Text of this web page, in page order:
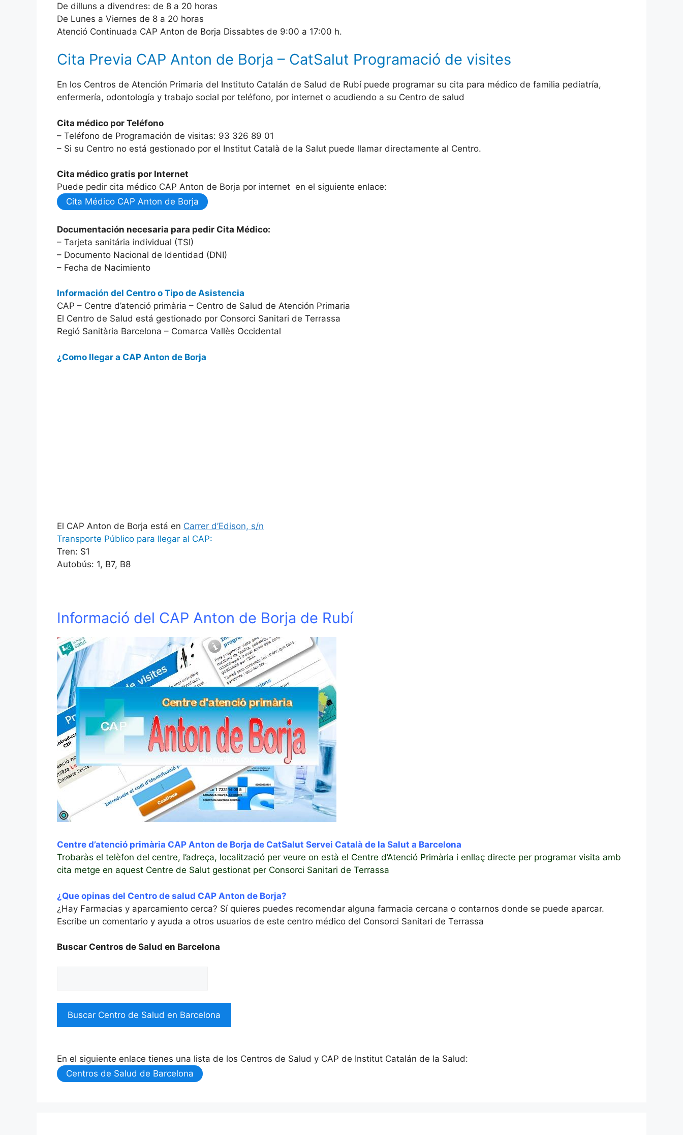
De dilluns a divendres: de 8 a 20 horas
De Lunes a Viernes de 8 a 20 horas
Atenció Continuada CAP Anton de Borja Dissabtes de 9:00 a 17:00 h.
Cita Previa CAP Anton de Borja – CatSalut Programació de visites
En los Centros de Atención Primaria del Instituto Catalán de Salud de Rubí puede programar su cita para médico de familia pediatría,
enfermería, odontología y trabajo social por teléfono, por internet o acudiendo a su Centro de salud
Cita médico por Teléfono
– Teléfono de Programación de visitas: 93 326 89 01
– Si su Centro no está gestionado por el Institut Català de la Salut puede llamar directamente al Centro.
Cita médico gratis por Internet
Puede pedir cita médico CAP Anton de Borja por internet en el siguiente enlace:
Cita Médico CAP Anton de Borja
Documentación necesaria para pedir Cita Médico:
– Tarjeta sanitária individual (TSI)
– Documento Nacional de Identidad (DNI)
– Fecha de Nacimiento
Información del Centro o Tipo de Asistencia
CAP – Centre d’atenció primària – Centro de Salud de Atención Primaria
El Centro de Salud está gestionado por Consorci Sanitari de Terrassa
Regió Sanitària Barcelona – Comarca Vallès Occidental
¿Como llegar a CAP Anton de Borja
El CAP Anton de Borja está en Carrer d’Edison, s/n
Transporte Público para llegar al CAP:
Tren: S1
Autobús: 1, B7, B8
Informació del CAP Anton de Borja de Rubí
Centre d’atenció primària CAP Anton de Borja de CatSalut Servei Català de la Salut a Barcelona
Trobaràs el telèfon del centre, l’adreça, localització per veure on està el Centre d’Atenció Primària i enllaç directe per programar visita amb
cita metge en aquest Centre de Salut gestionat per Consorci Sanitari de Terrassa
¿Que opinas del Centro de salud CAP Anton de Borja?
¿Hay Farmacias y aparcamiento cerca? Sí quieres puedes recomendar alguna farmacia cercana o contarnos donde se puede aparcar.
Escribe un comentario y ayuda a otros usuarios de este centro médico del Consorci Sanitari de Terrassa
Buscar Centros de Salud en Barcelona
En el siguiente enlace tienes una lista de los Centros de Salud y CAP de Institut Catalán de la Salud:
Centros de Salud de Barcelona